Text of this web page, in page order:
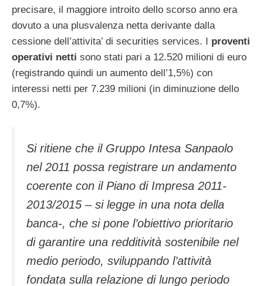
precisare, il maggiore introito dello scorso anno era
dovuto a una plusvalenza netta derivante dalla
cessione dell’attivita’ di securities services. I proventi
operativi netti sono stati pari a 12.520 milioni di euro
(registrando quindi un aumento dell’1,5%) con
interessi netti per 7.239 milioni (in diminuzione dello
0,7%).
Si ritiene che il Gruppo Intesa Sanpaolo
nel 2011 possa registrare un andamento
coerente con il Piano di Impresa 2011-
2013/2015 – si legge in una nota della
banca-, che si pone l’obiettivo prioritario
di garantire una redditività sostenibile nel
medio periodo, sviluppando l’attività
fondata sulla relazione di lungo periodo